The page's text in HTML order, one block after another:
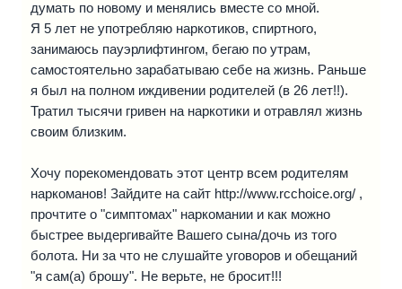
думать по новому и менялись вместе со мной.
Я 5 лет не употребляю наркотиков, спиртного,
занимаюсь пауэрлифтингом, бегаю по утрам,
самостоятельно зарабатываю себе на жизнь. Раньше
я был на полном иждивении родителей (в 26 лет!!).
Тратил тысячи гривен на наркотики и отравлял жизнь
своим близким.
Хочу порекомендовать этот центр всем родителям
наркоманов! Зайдите на сайт http://www.rcchoice.org/ ,
прочтите о "симптомах" наркомании и как можно
быстрее выдергивайте Вашего сына/дочь из того
болота. Ни за что не слушайте уговоров и обещаний
"я сам(а) брошу". Не верьте, не бросит!!!